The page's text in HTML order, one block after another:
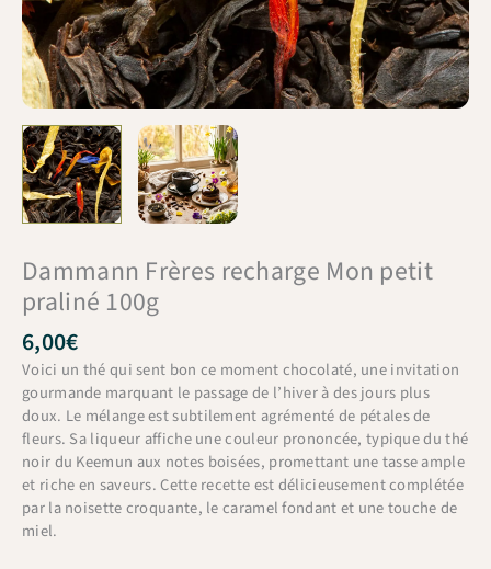
Dammann Frères recharge Mon petit
praliné 100g
6,00€
Voici un thé qui sent bon ce moment chocolaté, une invitation
gourmande marquant le passage de l’hiver à des jours plus
doux. Le mélange est subtilement agrémenté de pétales de
fleurs. Sa liqueur affiche une couleur prononcée, typique du thé
noir du Keemun aux notes boisées, promettant une tasse ample
et riche en saveurs. Cette recette est délicieusement complétée
par la noisette croquante, le caramel fondant et une touche de
miel.